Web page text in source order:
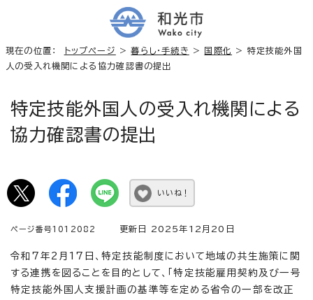
現在の位置： トップページ >暮らし・手続き > 国際化
> 特定技能外国
人の受入れ機関による協力確認書の提出
特定技能外国人の受入れ機関による
協力確認書の提出
いいね！
ページ番号1012082 更新日 2025年12月20日
令和7年2月17日、特定技能制度において地域の共生施策に関
する連携を図ることを目的として、「特定技能雇用契約及び一号
特定技能外国人支援計画の基準等を定める省令の一部を改正